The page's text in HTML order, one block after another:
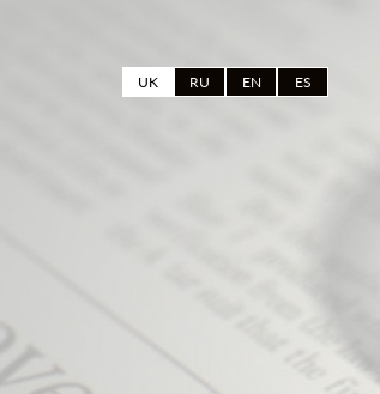
UK RU EN ES